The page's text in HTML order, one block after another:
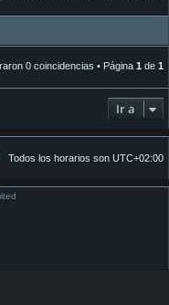
0 coincidencias • Página 1 de 1
Ir a
Todos los horarios son UTC+02:00